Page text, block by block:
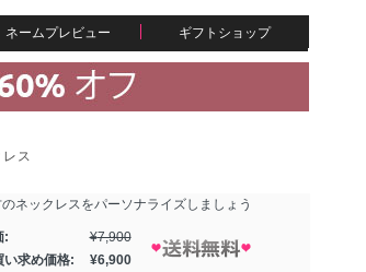
ネームプレビュー
ギフトショップ
ス
ネックレスをパーソナライズしましょう
: ¥7,900
い求め価格:
¥6,900